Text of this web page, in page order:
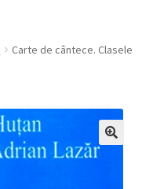
Carte de cântece. Clasele